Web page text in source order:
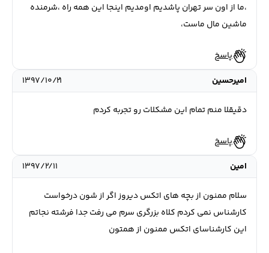
،ما از اون سر تهران پاشدیم اومدیم اینجا این همه راه ،شرمنده
ماشین مال ماست،
پاسخ
اميرحسين
۱۳۹۷/۱۰/۲۱
دقيقلا منم تمام اين مشكلات رو تجربه كردم
پاسخ
امین
۱۳۹۷/۲/۱۱
سلام ممنون از بچه های اتکس دیروز اگر از شون درخواست
کارشناس نمی کردم کلاه بزرگری سرم می رفت جدا فرشته نجاتم
این کارشناسای اتکس ممنون از همتون